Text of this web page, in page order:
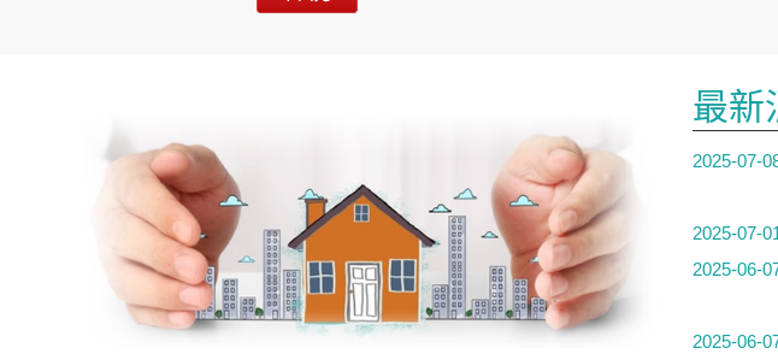
最新
2025-07-
2025-07-
2025-06-
2025-06-